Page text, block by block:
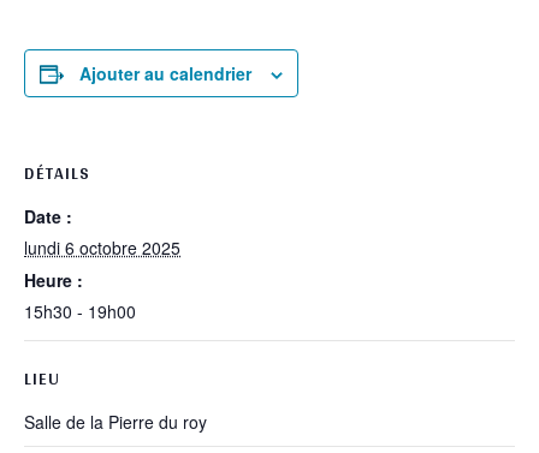
Ajouter au calendrier
DÉTAILS
Date :
lundi 6 octobre 2025
Heure :
15h30 - 19h00
LIEU
Salle de la Pierre du roy